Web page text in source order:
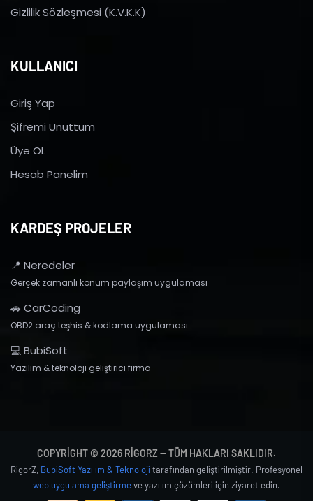
Gizlilik Sözleşmesi (K.V.K.K)
KULLANICI
Giriş Yap
Şifremi Unuttum
Üye OL
Hesab Panelim
KARDEŞ PROJELER
📍 Neredeler
Gerçek zamanlı konum paylaşım uygulaması
🚗 CarCoding
OBD2 araç teşhis & kodlama uygulaması
💻 BubiSoft
Yazılım & teknoloji geliştirici firma
COPYRIGHT © 2026 RIGORZ — TÜM HAKLARI SAKLIDIR.
RigorZ, BubiSoft Yazılım & Teknoloji tarafından geliştirilmiştir. Profesyonel
web uygulama geliştirmeve yazılım çözümleri için ziyaret edin.